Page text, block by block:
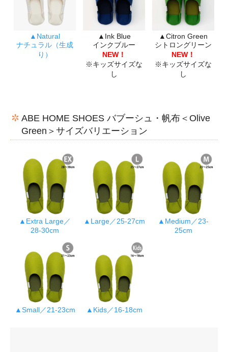
▲Natural
ナチュラル（生成
り）
▲Ink Blue
インクブルー
NEW！
※キッズサイズな
し
▲Citron Green
シトロングリーン
NEW！
※キッズサイズな
し
ABE HOME SHOES バブーシュ・帆布＜Olive
Green＞サイズバリエーション
▲Extra Large／
28-30cm
▲Large／25-27cm
▲Medium／23-
25cm
▲Small／21-23cm ▲Kids／16-18cm